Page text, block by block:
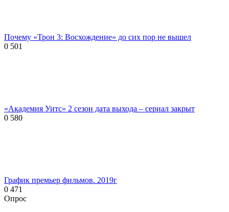
Почему «Трон 3: Восхождение» до сих пор не вышел
0 501
«Академия Уитс» 2 сезон дата выхода – сериал закрыт
0 580
График премьер фильмов. 2019г
0 471
Опрос